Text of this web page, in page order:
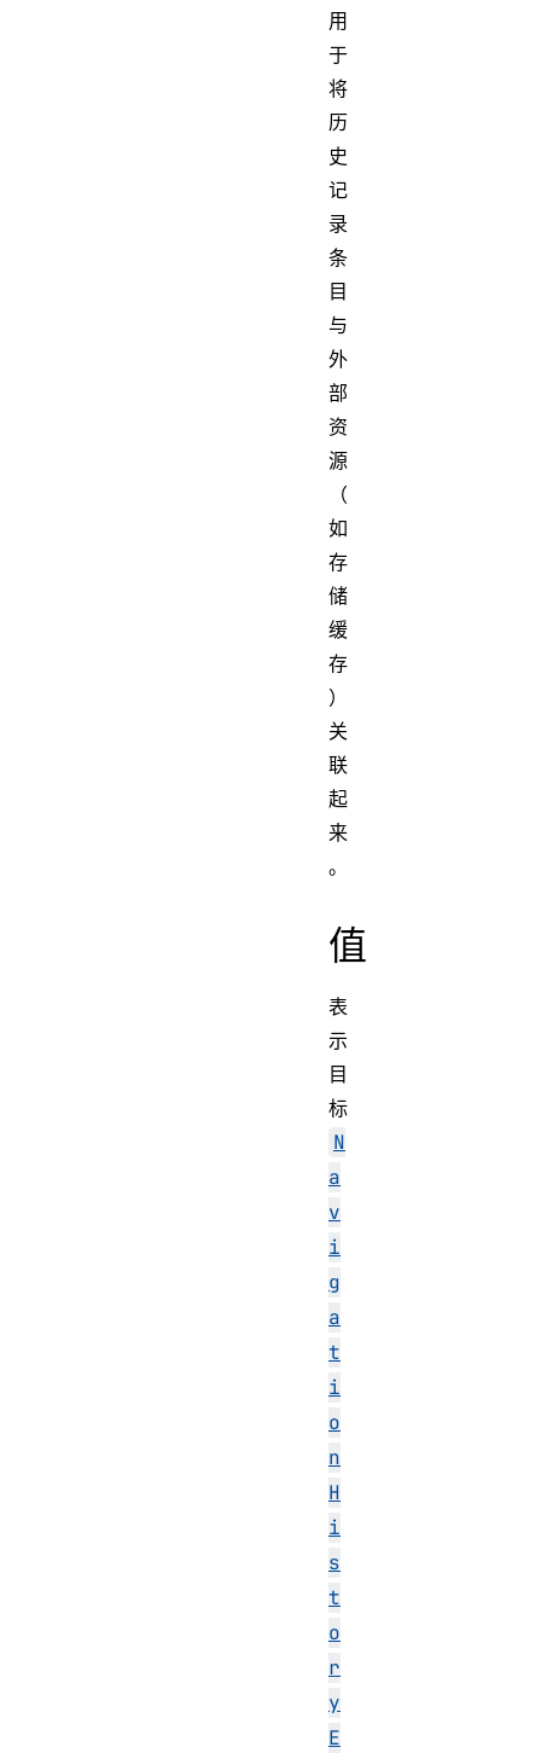
用
于
将
历
史
记
录
条
目
与
外
部
资
源
（
如
存
储
缓
存
）
关
联
起
来
。
值
表
示
目
标
N
a
v
i
g
a
t
i
o
n
H
i
s
t
o
r
y
E